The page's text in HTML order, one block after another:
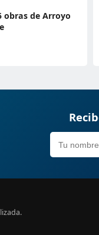
obras de Arroyo